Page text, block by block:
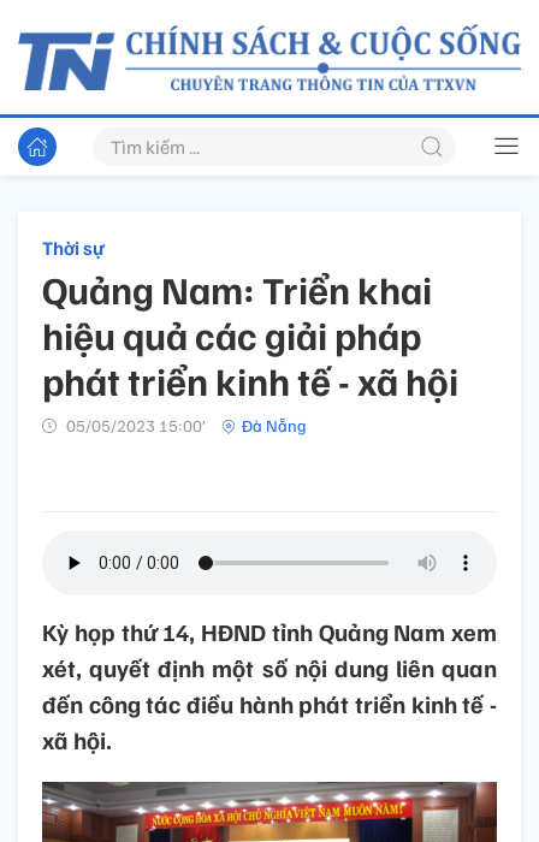
Thời sự
Quảng Nam: Triển khai
hiệu quả các giải pháp
phát triển kinh tế - xã hội
05/05/2023 15:00’ Đà Nẵng
Kỳ họp thứ 14, HĐND tỉnh Quảng Nam xem
xét, quyết định một số nội dung liên quan
đến công tác điều hành phát triển kinh tế -
xã hội.